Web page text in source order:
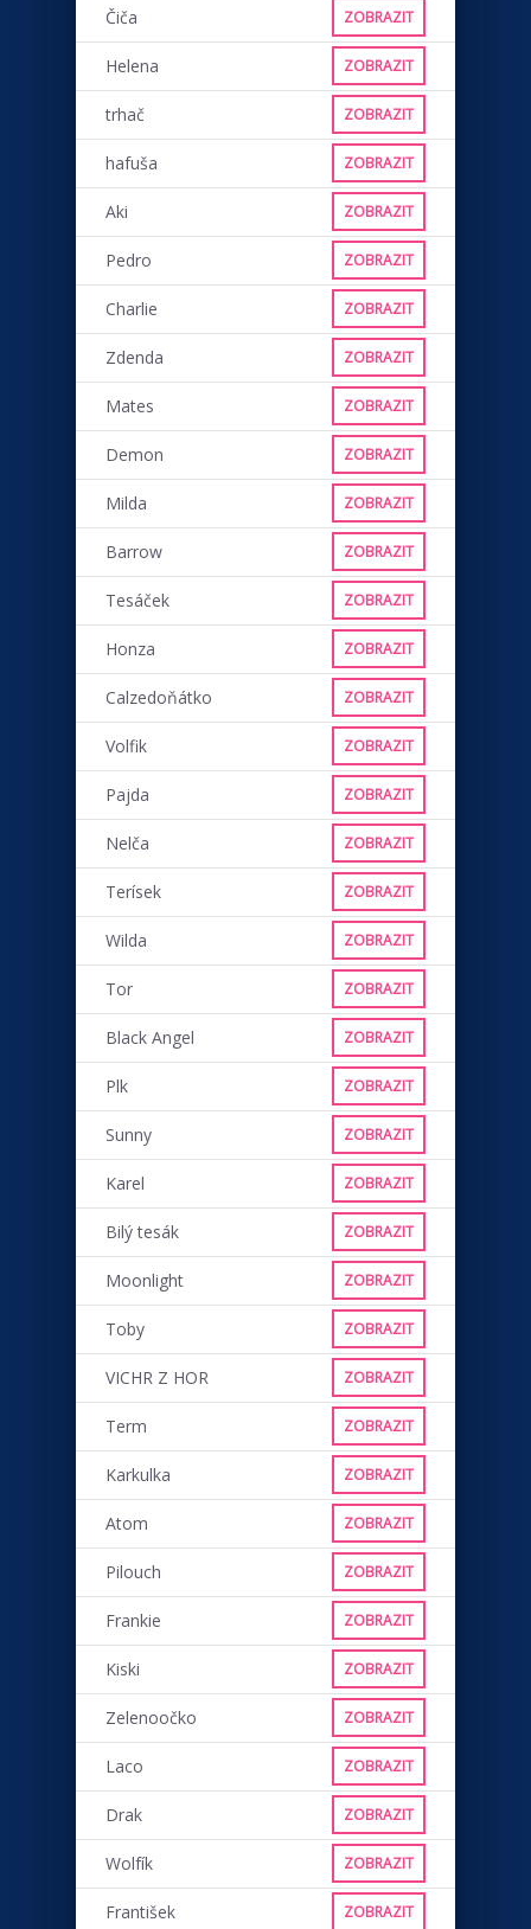
Čiča ZOBRAZIT
Helena ZOBRAZIT
trhač ZOBRAZIT
hafuša ZOBRAZIT
Aki ZOBRAZIT
Pedro ZOBRAZIT
Charlie ZOBRAZIT
Zdenda ZOBRAZIT
Mates ZOBRAZIT
Demon ZOBRAZIT
Milda ZOBRAZIT
Barrow ZOBRAZIT
Tesáček ZOBRAZIT
Honza ZOBRAZIT
Calzedoňátko ZOBRAZIT
Volfik ZOBRAZIT
Pajda ZOBRAZIT
Nelča ZOBRAZIT
Terísek ZOBRAZIT
Wilda ZOBRAZIT
Tor ZOBRAZIT
Black Angel ZOBRAZIT
Plk ZOBRAZIT
Sunny ZOBRAZIT
Karel ZOBRAZIT
Bilý tesák ZOBRAZIT
Moonlight ZOBRAZIT
Toby ZOBRAZIT
VICHR Z HOR ZOBRAZIT
Term ZOBRAZIT
Karkulka ZOBRAZIT
Atom ZOBRAZIT
Pilouch ZOBRAZIT
Frankie ZOBRAZIT
Kiski ZOBRAZIT
Zelenoočko ZOBRAZIT
Laco ZOBRAZIT
Drak ZOBRAZIT
Wolfík ZOBRAZIT
František ZOBRAZIT